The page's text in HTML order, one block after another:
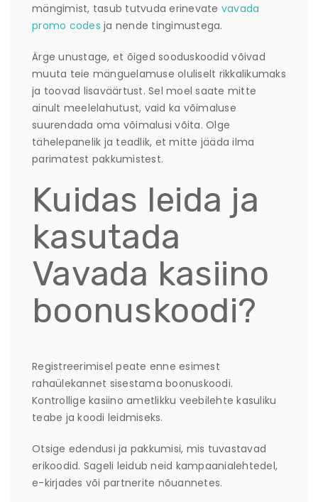
mängimist, tasub tutvuda erinevate vavada
promo codes ja nende tingimustega.
Ärge unustage, et õiged sooduskoodid võivad
muuta teie mänguelamuse oluliselt rikkalikumaks
ja toovad lisaväärtust. Sel moel saate mitte
ainult meelelahutust, vaid ka võimaluse
suurendada oma võimalusi võita. Olge
tähelepanelik ja teadlik, et mitte jääda ilma
parimatest pakkumistest.
Kuidas leida ja
kasutada
Vavada kasiino
boonuskoodi?
Registreerimisel peate enne esimest
rahaülekannet sisestama boonuskoodi.
Kontrollige kasiino ametlikku veebilehte kasuliku
teabe ja koodi leidmiseks.
Otsige edendusi ja pakkumisi, mis tuvastavad
erikoodid. Sageli leidub neid kampaanialehtedel,
e-kirjades või partnerite nõuannetes.